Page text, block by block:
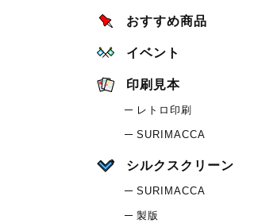
おすすめ商品
イベント
印刷見本
レトロ印刷
SURIMACCA
シルクスクリーン
SURIMACCA
製版